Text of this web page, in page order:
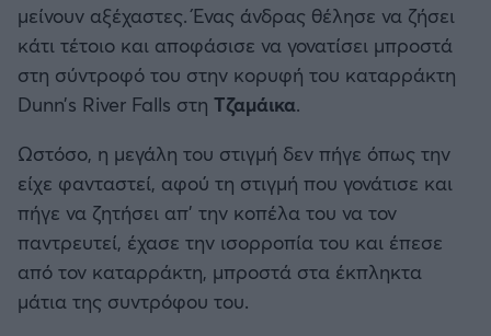
Ατλέτικο Μαδρίτης
Μάντσεστερ Γιουνάιτεντ
Μάντσεστερ Σίτι
Λίβερπουλ
μείνουν αξέχαστες. Ένας άνδρας θέλησε να ζήσει
κάτι τέτοιο και αποφάσισε να γονατίσει μπροστά
στη σύντροφό του στην κορυφή του καταρράκτη
Dunn’s River Falls στη Τζαμάικα.
Ωστόσο, η μεγάλη του στιγμή δεν πήγε όπως την
είχε φανταστεί, αφού τη στιγμή που γονάτισε και
πήγε να ζητήσει απ' την κοπέλα του να τον
παντρευτεί, έχασε την ισορροπία του και έπεσε
από τον καταρράκτη, μπροστά στα έκπληκτα
μάτια της συντρόφου του.